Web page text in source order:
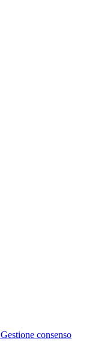
Gestione consenso